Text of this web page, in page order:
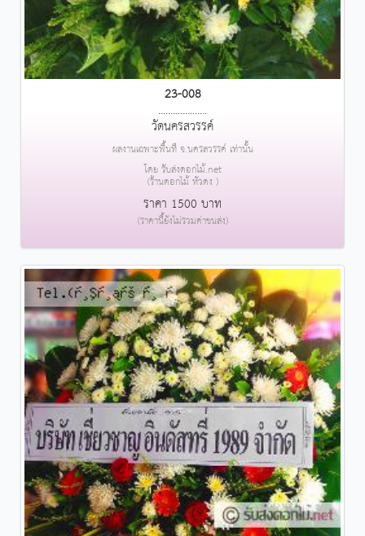
23-008
....................
วัดนครสวรรค์
ผลงานเฉพาะพื้นที่ จ.นครสวรรค์ เท่านั้น
โดย รับส่งดอกไม้.net
(ร้านดอกไม้ หัวดง )
ราคา 1500 บาท
(ราคานี้ยังไม่รวมค่าขนส่ง)